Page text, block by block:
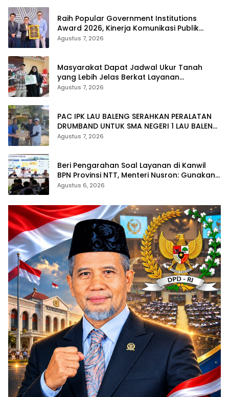
Raih Popular Government Institutions
Award 2026, Kinerja Komunikasi Publik
Kementerian ATR/BPN Kembali Diakui
Agustus 7, 2026
Masyarakat Dapat Jadwal Ukur Tanah
yang Lebih Jelas Berkat Layanan
Pengukuran Terjadwal
Agustus 7, 2026
PAC IPK LAU BALENG SERAHKAN PERALATAN
DRUMBAND UNTUK SMA NEGERI 1 LAU BALENG
SAMBUT HUT RI KE-81
Agustus 7, 2026
Beri Pengarahan Soal Layanan di Kanwil
BPN Provinsi NTT, Menteri Nusron: Gunakan
Sudut Pandang Masyarakat
Agustus 6, 2026